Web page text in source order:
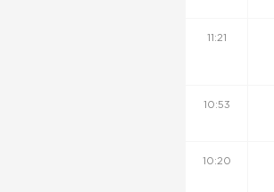
11:21
10:53
10:20